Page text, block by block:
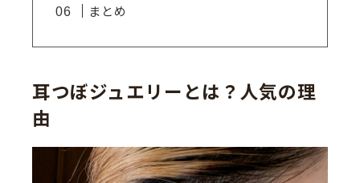
まとめ
耳つぼジュエリーとは？人気の理
由